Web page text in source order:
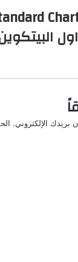
بريدك الإلكتروني.